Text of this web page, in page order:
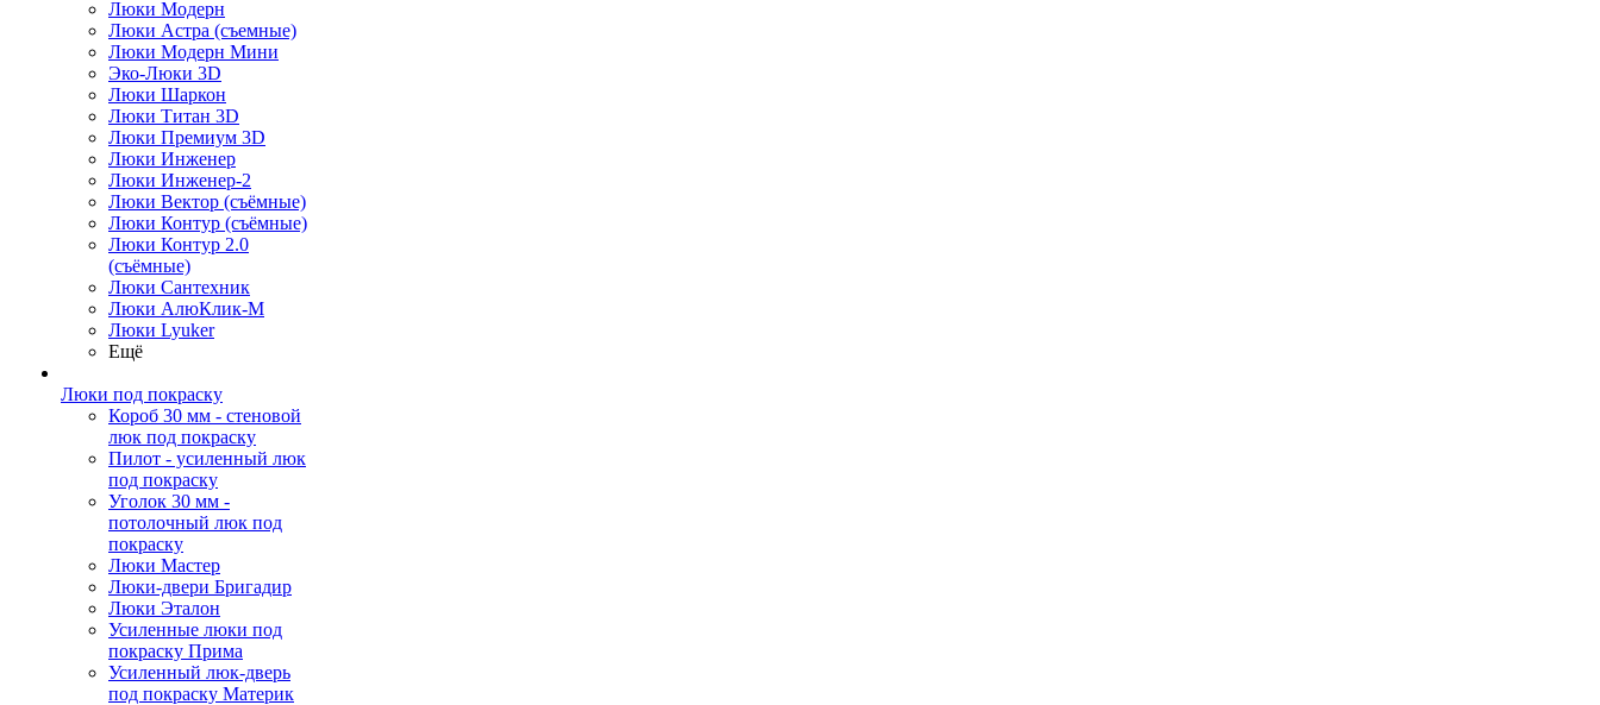
Люки Модерн
Люки Астра (съемные)
Люки Модерн Мини
Эко-Люки 3D
Люки Шаркон
Люки Титан 3D
Люки Премиум 3D
Люки Инженер
Люки Инженер-2
Люки Вектор (съёмные)
Люки Контур (съёмные)
Люки Контур 2.0
(съёмные)
Люки Сантехник
Люки АлюКлик-М
Люки Lyuker
Ещё
Люки под покраску
Короб 30 мм - стеновой
люк под покраску
Пилот - усиленный люк
под покраску
Уголок 30 мм -
потолочный люк под
покраску
Люки Мастер
Люки-двери Бригадир
Люки Эталон
Усиленные люки под
покраску Прима
Усиленный люк-дверь
под покраску Материк